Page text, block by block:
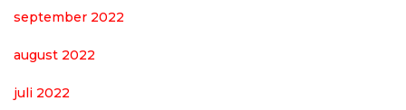
september 2022
august 2022
juli 2022